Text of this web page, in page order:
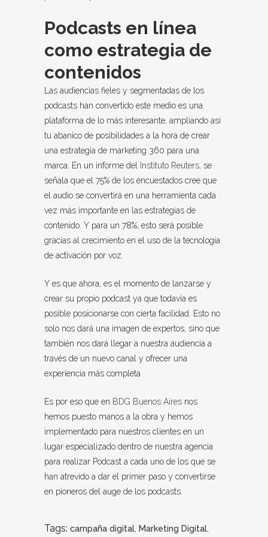
Podcasts en línea
como estrategia de
contenidos
Las audiencias fieles y segmentadas de los
podcasts han convertido este medio es una
plataforma de lo más interesante, ampliando así
tu abanico de posibilidades a la hora de crear
una estrategia de marketing 360 para una
marca.
En un informe del Instituto Reuters, se
señala que el 75% de los encuestados cree que
el audio se convertirá en una herramienta cada
vez más importante en las estrategias de
contenido. Y para un 78%, esto será posible
gracias al crecimiento en el uso de la tecnología
de activación por voz.
Y es que ahora, es el momento de lanzarse y
crear su propio podcast ya que todavía es
posible posicionarse con cierta facilidad.
Esto no
solo nos dará una imagen de expertos, sino que
también nos dará llegar a nuestra audiencia a
través de un nuevo canal y ofrecer una
experiencia más completa
Es por eso que en BDG Buenos Aires nos
hemos puesto manos a la obra y hemos
implementado para nuestros clientes en un
lugar especializado dentro de nuestra agencia
para realizar Podcast a cada uno de los que se
han atrevido a dar el primer paso y convertirse
en pioneros del auge de los podcasts.
Tags: campaña digital, Marketing Digital,